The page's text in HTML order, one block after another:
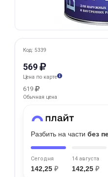
Код: 5339
569
Цена по карте
619
Обычная цена
Разбить на части без
Сегодня
142,25 ₽
14 августа
142,25 ₽
в корзину
Оплачивайте
25% картой
Получайте товар
выбранный
Оставшиеся
списыватьсяс
по25%каждые 2